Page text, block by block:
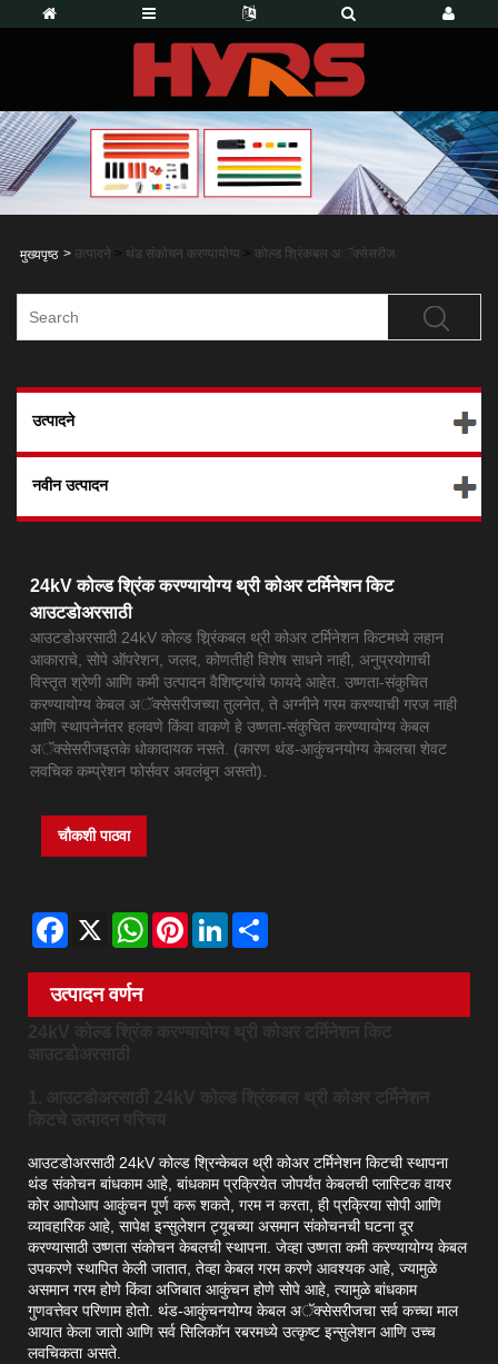
मुख्यपृष्ठ > उत्पादने > थंड संकोचन करण्यायोग्य > कोल्ड श्रिंकबल अॅक्सेसरीज
उत्पादने
नवीन उत्पादन
24kV कोल्ड श्रिंक करण्यायोग्य थ्री कोअर टर्मिनेशन किट
आउटडोअरसाठी
आउटडोअरसाठी 24kV कोल्ड श्र्रिंकबल थ्री कोअर टर्मिनेशन किटमध्ये लहान
आकाराचे, सोपे ऑपरेशन, जलद, कोणतीही विशेष साधने नाही, अनुप्रयोगाची
विस्तृत श्रेणी आणि कमी उत्पादन वैशिष्ट्यांचे फायदे आहेत. उष्णता-संकुचित
करण्यायोग्य केबल अॅक्सेसरीजच्या तुलनेत, ते अग्नीने गरम करण्याची गरज नाही
आणि स्थापनेनंतर हलवणे किंवा वाकणे हे उष्णता-संकुचित करण्यायोग्य केबल
अॅक्सेसरीजइतके धोकादायक नसते. (कारण थंड-आकुंचनयोग्य केबलचा शेवट
लवचिक कम्प्रेशन फोर्सवर अवलंबून असतो).
चौकशी पाठवा
Facebook
X WhatsAppPinterestLinkedIn
उत्पादन वर्णन
आउटडोअरसाठी 24kV कोल्ड श्रिन्केबल थ्री कोअर टर्मिनेशन किटची स्थापना
थंड संकोचन बांधकाम आहे, बांधकाम प्रक्रियेत जोपर्यंत केबलची प्लास्टिक वायर
कोर आपोआप आकुंचन पूर्ण करू शकते, गरम न करता, ही प्रक्रिया सोपी आणि
व्यावहारिक आहे, सापेक्ष इन्सुलेशन ट्यूबच्या असमान संकोचनची घटना दूर
करण्यासाठी उष्णता संकोचन केबलची स्थापना. जेव्हा उष्णता कमी करण्यायोग्य केबल
उपकरणे स्थापित केली जातात, तेव्हा केबल गरम करणे आवश्यक आहे, ज्यामुळे
असमान गरम होणे किंवा अजिबात आकुंचन होणे सोपे आहे, त्यामुळे बांधकाम
गुणवत्तेवर परिणाम होतो. थंड-आकुंचनयोग्य केबल अॅक्सेसरीजचा सर्व कच्चा माल
आयात केला जातो आणि सर्व सिलिकॉन रबरमध्ये उत्कृष्ट इन्सुलेशन आणि उच्च
लवचिकता असते.